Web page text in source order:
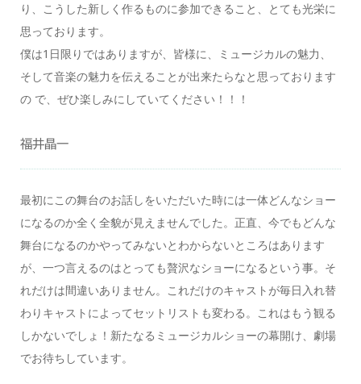
り、こうした新しく作るものに参加できること、とても光栄に
思っております。
僕は1日限りではありますが、皆様に、ミュージカルの魅力、
そして音楽の魅力を伝えることが出来たらなと思っております
の で、ぜひ楽しみにしていてください！！！
福井晶一
最初にこの舞台のお話しをいただいた時には一体どんなショー
になるのか全く全貌が見えませんでした。正直、今でもどんな
舞台になるのかやってみないとわからないところはあります
が、一つ言えるのはとっても贅沢なショーになるという事。そ
れだけは間違いありません。これだけのキャストが毎日入れ替
わりキャストによってセットリストも変わる。これはもう観る
しかないでしょ！新たなるミュージカルショーの幕開け、劇場
でお待ちしています。